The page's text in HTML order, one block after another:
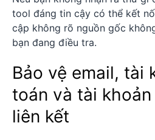
tool đáng tin cậy có thể kết
cập không rõ nguồn gốc
bạn đang điều tra.
Bảo vệ email, tài
toán và tài
liên kết